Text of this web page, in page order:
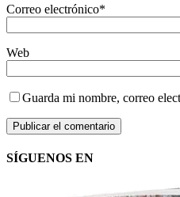
Correo electrónico*
Web
Guarda mi nombre, correo
SÍGUENOS EN